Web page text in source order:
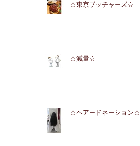
☆東京ブッチャーズ☆
☆減量☆
☆ヘアードネーション☆